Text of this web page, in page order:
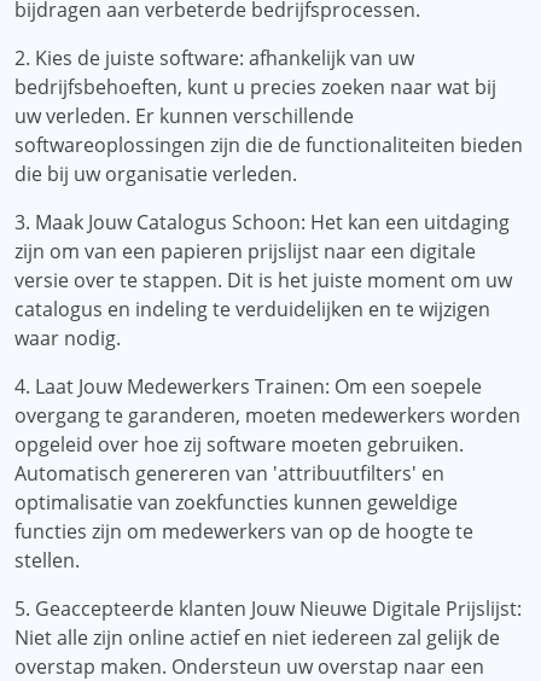
bijdragen aan verbeterde bedrijfsprocessen.
2. Kies de juiste software: afhankelijk van uw
bedrijfsbehoeften, kunt u precies zoeken naar wat bij
uw verleden. Er kunnen verschillende
softwareoplossingen zijn die de functionaliteiten bieden
die bij uw organisatie verleden.
3. Maak Jouw Catalogus Schoon: Het kan een uitdaging
zijn om van een papieren prijslijst naar een digitale
versie over te stappen. Dit is het juiste moment om uw
catalogus en indeling te verduidelijken en te wijzigen
waar nodig.
4. Laat Jouw Medewerkers Trainen: Om een ​​soepele
overgang te garanderen, moeten medewerkers worden
opgeleid over hoe zij software moeten gebruiken.
Automatisch genereren van 'attribuutfilters' en
optimalisatie van zoekfuncties kunnen geweldige
functies zijn om medewerkers van op de hoogte te
stellen.
5. Geaccepteerde klanten Jouw Nieuwe Digitale Prijslijst:
Niet alle zijn online actief en niet iedereen zal gelijk de
overstap maken. Ondersteun uw overstap naar een